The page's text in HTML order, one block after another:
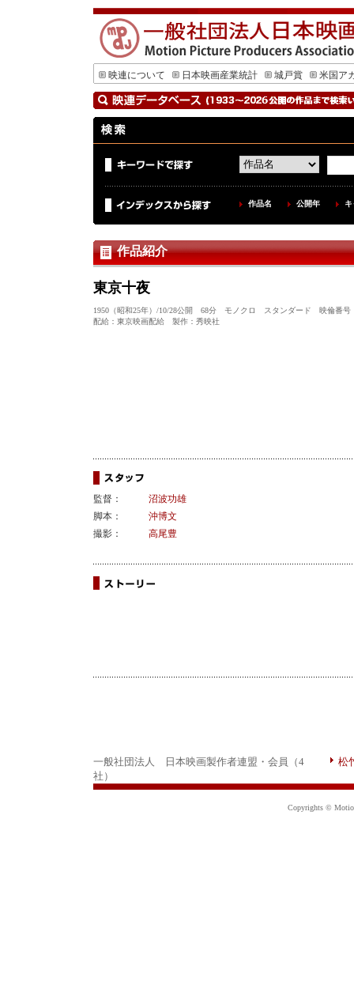
映連について 日本映画産業統計 城戸賞 米国ア
作品名 公開年
作品紹介
東京十夜
1950（昭和25年）/10/28公開 68分 モノクロ スタンダード 映倫番
配給：東京映画配給 製作：秀映社
監督：
沼波功雄
脚本：
沖博文
撮影：
高尾豊
一般社団法人 日本映画製作者連盟・会員（4
社）
松
Copyrights ©